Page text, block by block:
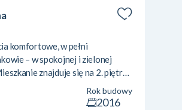
komfortowe, w pełni
– w spokojnej i zielonej
znajduje się na 2. piętrze
zarówno dla pary, jak i dla
i zapewnia wygodę
Rok budowy
2016